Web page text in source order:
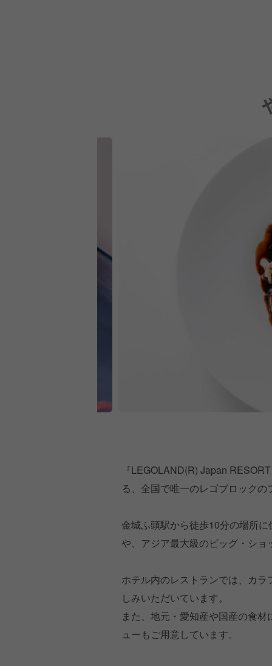
『LEGOLAND(R) Japan
る、全国で唯一のレゴブロック
金城ふ頭駅から徒歩10分の場所
や、アジア最大級のビッグ・シ
ホテル内のレストランでは、カ
しみいただいています。
また、地元・愛知産や国産の食
ューもご用意しています。